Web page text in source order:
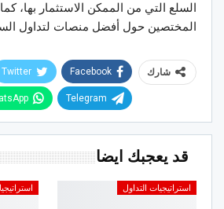
السلع التي من الممكن الاستثمار بها،
المختصين حول أفضل منصات لتداول
شارك Facebook
Twitter
Telegram
قد يعجبك ايضا
استراتيجيات التداول